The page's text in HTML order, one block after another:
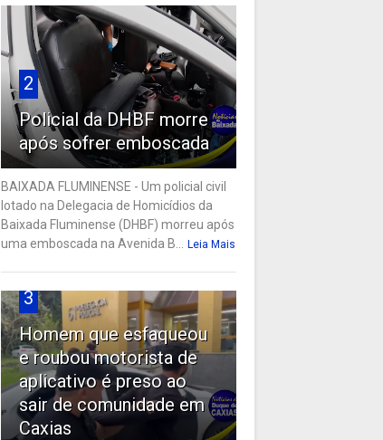
2
Policial da DHBF morre
após sofrer emboscada
BAIXADA FLUMINENSE - Um policial civil
lotado na Delegacia de Homicídios da
Baixada Fluminense (DHBF) morreu após
uma emboscada na Avenida B...
Leia Mais
3
Homem que esfaqueou
e roubou motorista de
aplicativo é preso ao
sair de comunidade em
Caxias